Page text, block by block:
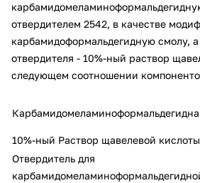
отвердителем 2542, в качестве
карбамидоформальдегидную смолу, а
отвердителя - 10%-ный раствор
следующем соотношении
10%-ный Раствор щавелевой кислоты
Отвердитель для